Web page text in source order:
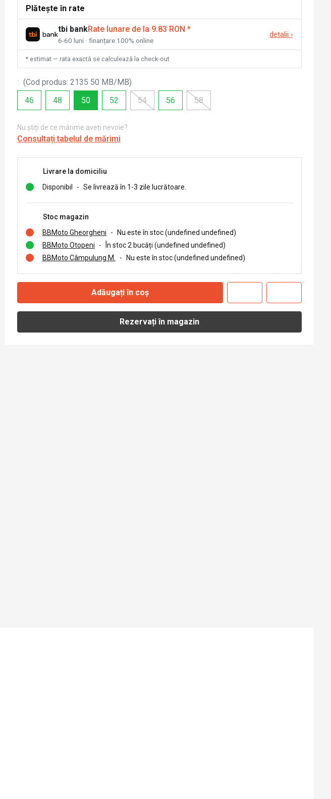
Plătește în rate
tbi bankRate lunare de la 9.83 RON *
6-60 luni · finanțare 100% online
detalii ›
* estimat — rata exactă se calculează la check-out
: (Cod produs: 2135 50 MB/MB)
46
48 50 52 54 56 58
Nu știți de ce mărime aveți nevoie?
Consultați tabelul de mărimi
Livrare la domiciliu
Disponibil
- Se livrează în 1-3 zile lucrătoare.
Stoc magazin
BBMoto Gheorgheni
-
Nu este în stoc (undefined undefined)
BBMoto Otopeni
-
În stoc 2 bucăți (undefined undefined)
BBMoto Câmpulung M.
- Nu este în stoc (undefined undefined)
Adăugați în coș
Rezervați în magazin